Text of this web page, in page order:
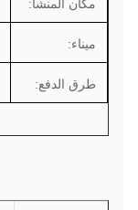
مكان المنشأ:
ميناء:
طرق الدفع: